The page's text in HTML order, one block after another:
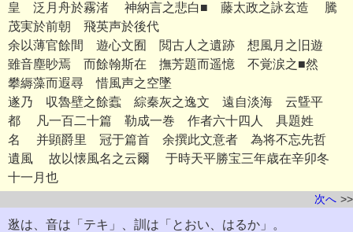
皇 泛月舟於霧渚 神納言之悲白■ 藤太政之詠玄造 騰
茂実於前朝 飛英声於後代
余以薄官餘間 遊心文囿 閲古人之遺跡 想風月之旧遊
雖音塵眇焉 而餘翰斯在 撫芳題而遥憶 不覚涙之■然
攀縟藻而遐尋 惜風声之空墜
遂乃 収魯壁之餘蠧 綜秦灰之逸文 遠自淡海 云曁平
都 凡一百二十篇 勒成一巻 作者六十四人 具題姓
名 并顕爵里 冠于篇首 余撰此文意者 為将不忘先哲
遺風 故以懐風名之云爾 于時天平勝宝三年歳在辛卯冬
十一月也
次へ >>
逖は、音は「テキ」、訓は「とおい、はるか」。